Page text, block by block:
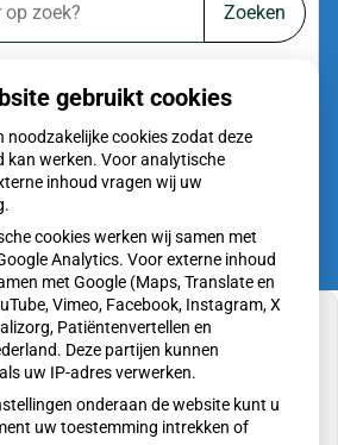
Zoeken
over ziekte en gezondheid
toestemming gegeven voor
die nodig is om dit te zien.
gebruikt cookies
noodzakelijke cookies zodat deze
kan werken. Voor analytische
inhoud vragen wij uw
cookies werken wij samen met
Analytics. Voor externe inhoud
met Google (Maps, Translate en
Vimeo, Facebook, Instagram, X
Patiëntenvertellen en
Deze partijen kunnen
uw IP-adres verwerken.
onderaan de website kunt u
uw toestemming intrekken of